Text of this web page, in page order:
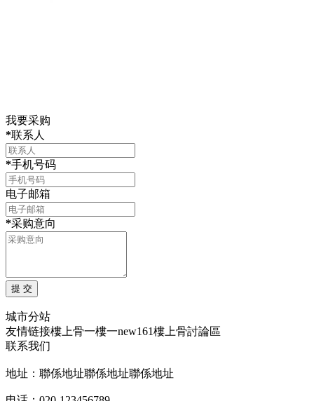
我要采购
*联系人
*手机号码
电子邮箱
*采购意向
城市分站
友情链接樓上骨一樓一new161樓上骨討論區
联系我们
地址：聯係地址聯係地址聯係地址